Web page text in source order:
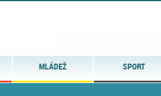
MLÁDEŽ SPORT